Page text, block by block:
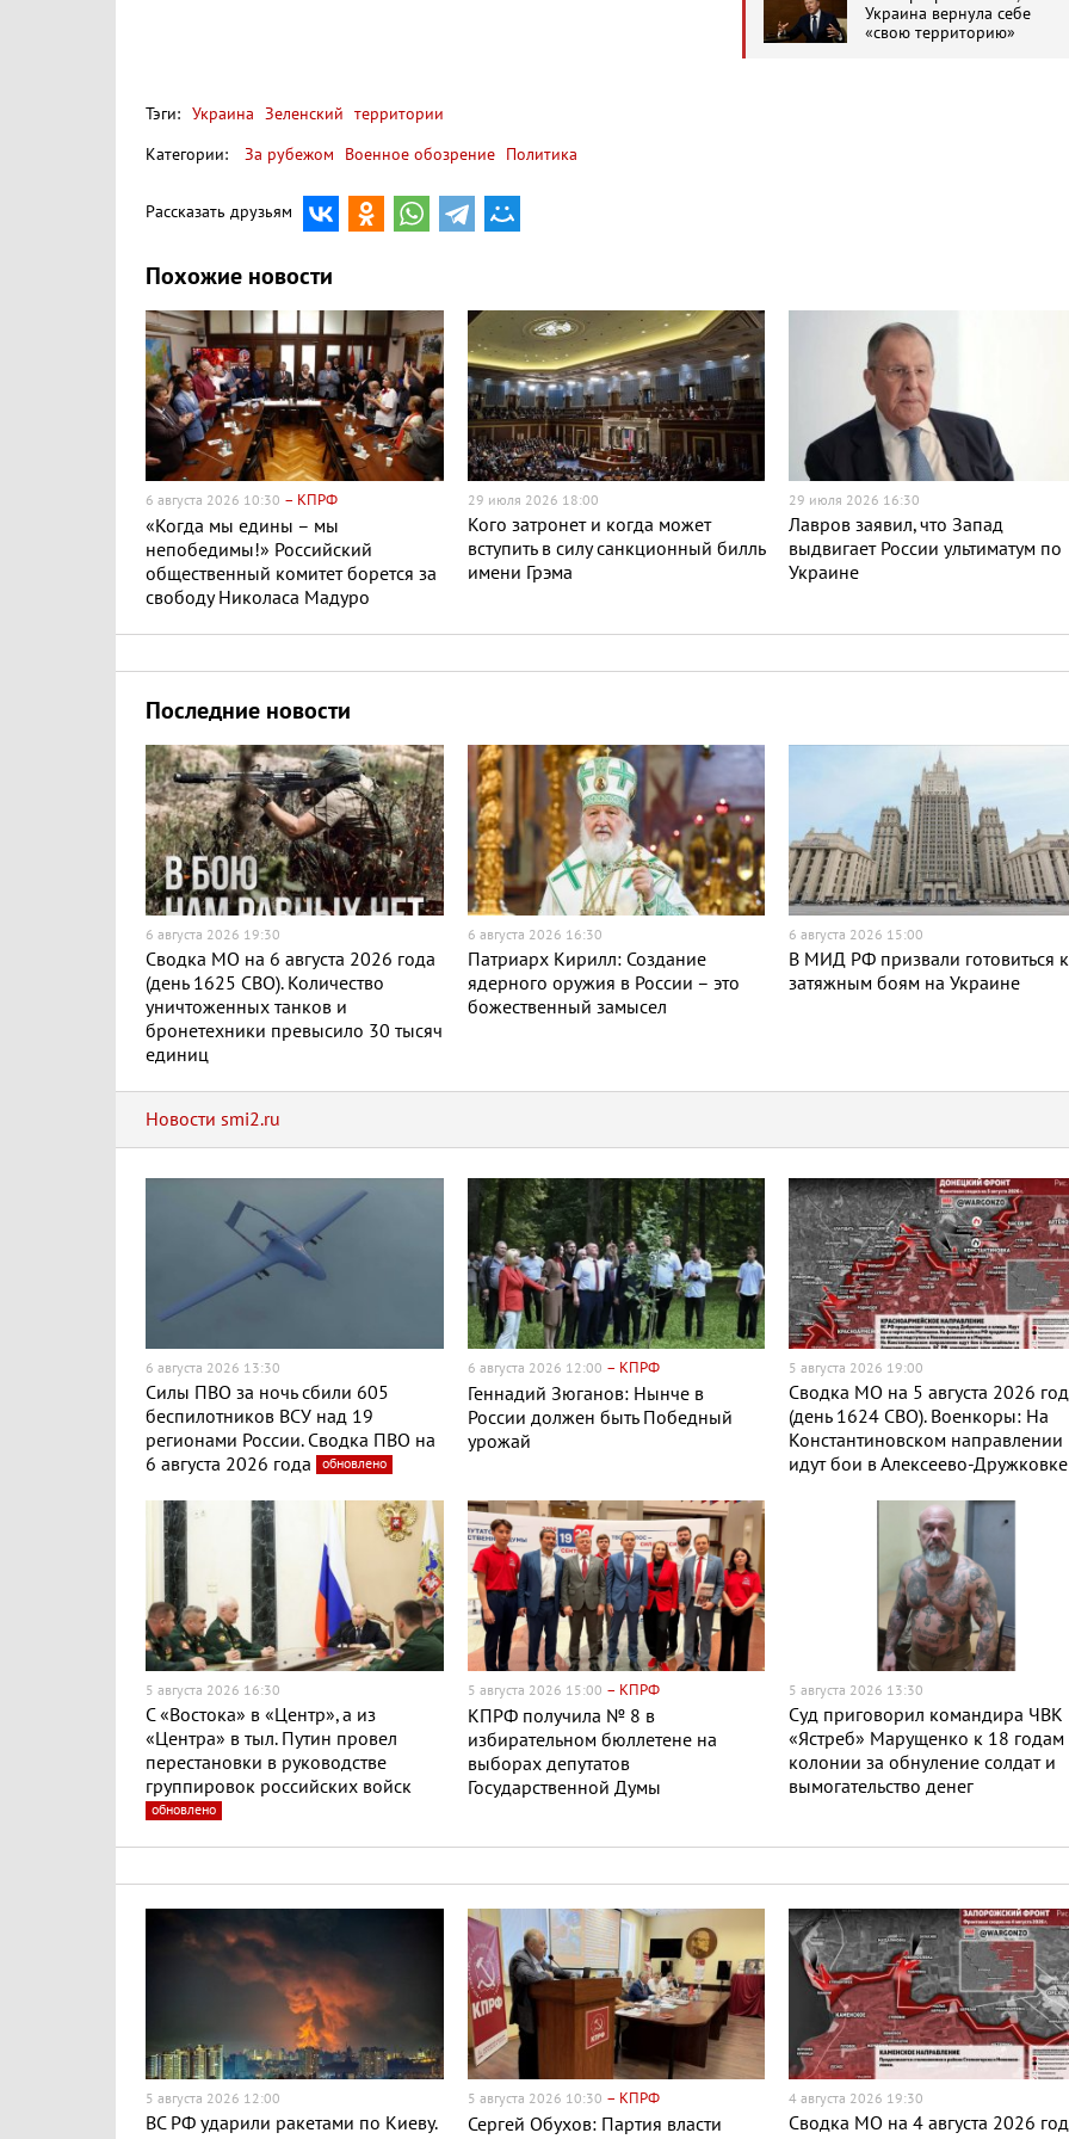
Украина вернула себе
«свою территорию»
Тэги: Украина Зеленский территории
Категории:
За рубежом Военное обозрение Политика
Рассказать друзьям
Похожие новости
6 августа 2026 10:30 – КПРФ
«Когда мы едины – мы
непобедимы!» Российский
общественный комитет борется за
свободу Николаса Мадуро
29 июля 2026 18:00
Кого затронет и когда может
вступить в силу санкционный билль
имени Грэма
29 июля 2026 16:30
Лавров заявил, что Запад
выдвигает России ультиматум по
Украине
Последние новости
6 августа 2026 19:30
Сводка МО на 6 августа 2026 года
(день 1625 СВО). Количество
уничтоженных танков и
бронетехники превысило 30 тысяч
единиц
6 августа 2026 16:30
Патриарх Кирилл: Создание
ядерного оружия в России – это
божественный замысел
6 августа 2026 15:00
В МИД РФ призвали готовиться к
затяжным боям на Украине
Новости smi2.ru
6 августа 2026 13:30
Силы ПВО за ночь сбили 605
беспилотников ВСУ над 19
регионами России. Сводка ПВО на
6 августа 2026 года
обновлено
6 августа 2026 12:00 – КПРФ
Геннадий Зюганов: Нынче в
России должен быть Победный
урожай
5 августа 2026 19:00
Сводка МО на 5 августа 2026
(день 1624 СВО). Военкоры: На
Константиновском направлении
идут бои в Алексеево-Дружковке
5 августа 2026 16:30
С «Востока» в «Центр», а из
«Центра» в тыл. Путин провел
перестановки в руководстве
группировок российских войск
обновлено
5 августа 2026 15:00 – КПРФ
КПРФ получила № 8 в
избирательном бюллетене на
выборах депутатов
Государственной Думы
5 августа 2026 13:30
Суд приговорил командира ЧВК
«Ястреб» Марущенко к 18 годам
колонии за обнуление солдат и
вымогательство денег
5 августа 2026 12:00
ВС РФ ударили ракетами по Киеву.
5 августа 2026 10:30 – КПРФ
Сергей Обухов: Партия власти
4 августа 2026 19:30
Сводка МО на 4 августа 2026